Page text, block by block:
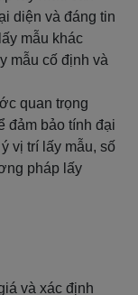
diện và đáng tin
mẫu khác
mẫu cố định và
quan trọng
đảm bảo tính đại
vị trí lấy mẫu, số
pháp lấy
và xác định